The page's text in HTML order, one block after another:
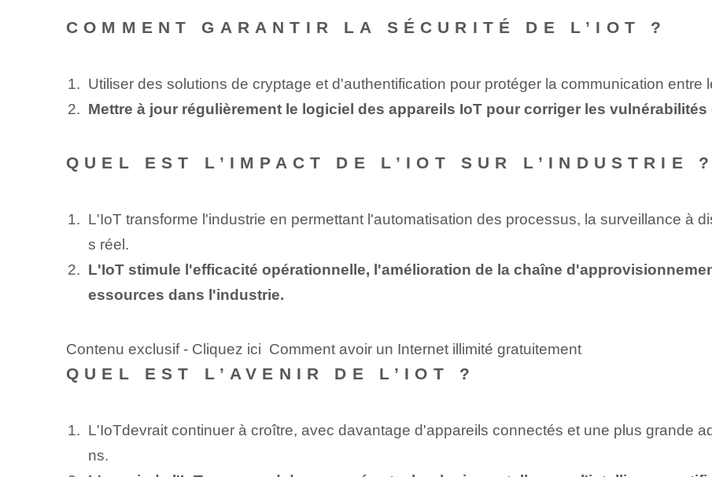
COMMENT GARANTIR LA SÉCURITÉ DE L’IOT ?
Utiliser des solutions de cryptage et d'authentification pour protéger la communication entre
Mettre à jour régulièrement le logiciel des appareils IoT pour corriger les
QUEL EST L’IMPACT DE L’IOT SUR L’INDUSTRIE ?
L'IoT transforme l'industrie en permettant l'automatisation des processus, la surveillance à
s réel.
L'IoT stimule l'efficacité opérationnelle, l'amélioration de la chaîne
essources dans l'industrie.
Contenu exclusif - Cliquez ici Comment avoir un Internet illimité gratuitement
QUEL EST L’AVENIR DE L’IOT ?
L'⁢IoT⁢devrait continuer à croître, avec davantage d'appareils connectés et une plus grande
ns.